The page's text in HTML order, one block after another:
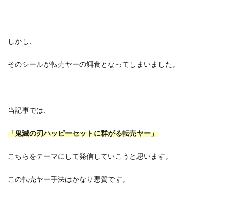
しかし、
そのシールが転売ヤーの餌食となってしまいました。
当記事では、
「鬼滅の刃ハッピーセットに群がる転売ヤー」
こちらをテーマにして発信していこうと思います。
この転売ヤー手法はかなり悪質です。